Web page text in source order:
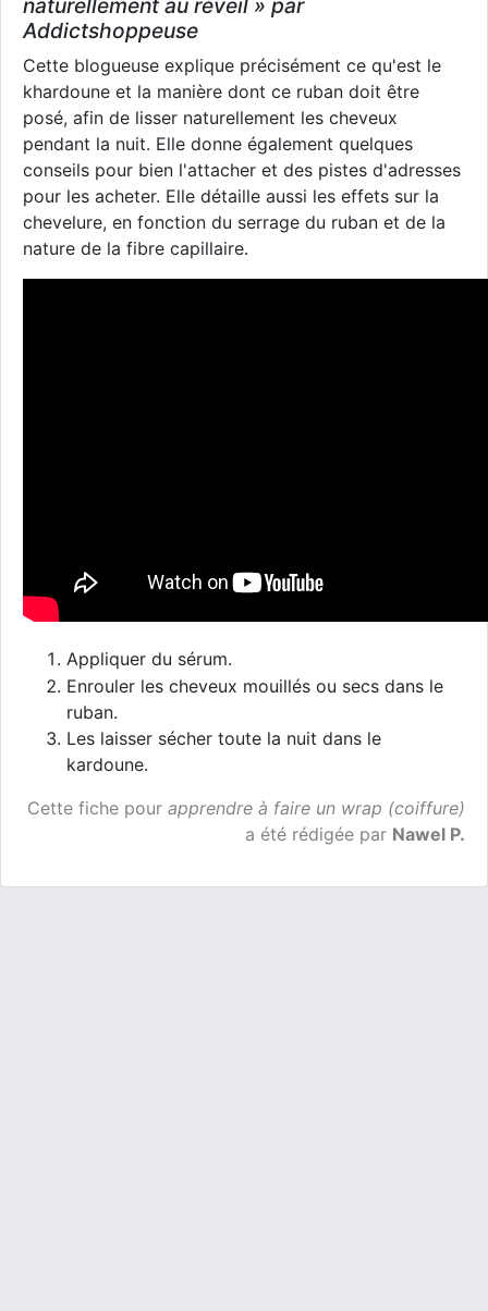
naturellement au réveil » par
Addictshoppeuse
Cette blogueuse explique précisément ce qu'est le
khardoune et la manière dont ce ruban doit être
posé, afin de lisser naturellement les cheveux
pendant la nuit. Elle donne également quelques
conseils pour bien l'attacher et des pistes d'adresses
pour les acheter. Elle détaille aussi les effets sur la
chevelure, en fonction du serrage du ruban et de la
nature de la fibre capillaire.
Appliquer du sérum.
Enrouler les cheveux mouillés ou secs dans le
ruban.
Les laisser sécher toute la nuit dans le
kardoune.
Cette fiche pour apprendre à faire un wrap (coiffure)
a été rédigée par Nawel P.